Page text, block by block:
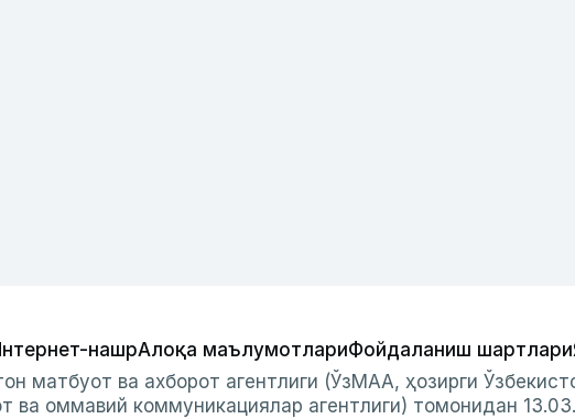
нашрАлоқа маълумотлариФойдаланиш шартлари
матбуот ва ахборот агентлиги (ЎзМАА, ҳозирги
ва оммавий коммуникациялар агентлиги) томонидан